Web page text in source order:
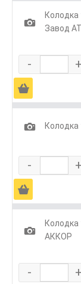
1
Колодка
Завод
- +
Ä
1
Колодка
- +
Ä
1
АККОР
- +